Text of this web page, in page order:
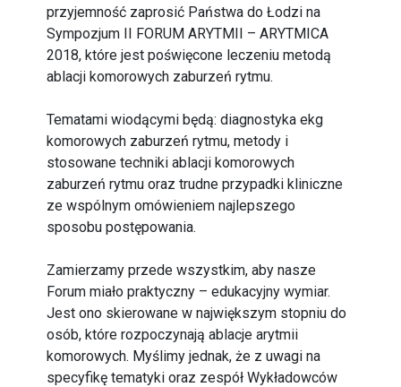
przyjemność zaprosić Państwa do Łodzi na
Sympozjum II FORUM ARYTMII – ARYTMICA
2018, które jest poświęcone leczeniu metodą
ablacji komorowych zaburzeń rytmu.
Tematami wiodącymi będą: diagnostyka ekg
komorowych zaburzeń rytmu, metody i
stosowane techniki ablacji komorowych
zaburzeń rytmu oraz trudne przypadki kliniczne
ze wspólnym omówieniem najlepszego
sposobu postępowania.
Zamierzamy przede wszystkim, aby nasze
Forum miało praktyczny – edukacyjny wymiar.
Jest ono skierowane w największym stopniu do
osób, które rozpoczynają ablacje arytmii
komorowych. Myślimy jednak, że z uwagi na
specyfikę tematyki oraz zespół Wykładowców